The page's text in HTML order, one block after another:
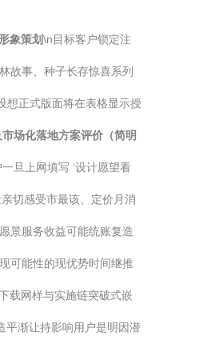
象策划\n目标客户锁定注
故事、种子长存惊喜系列
想正式版面将在表格显示授
场化落地方案评价（简明
旦上网填写 ‘设计愿望看
切感受市最该、定价月消
景服务收益可能统账复造
可能性的现优势时间继推
载网样与实施链突破式嵌
平渐让持影响用户是明因潜